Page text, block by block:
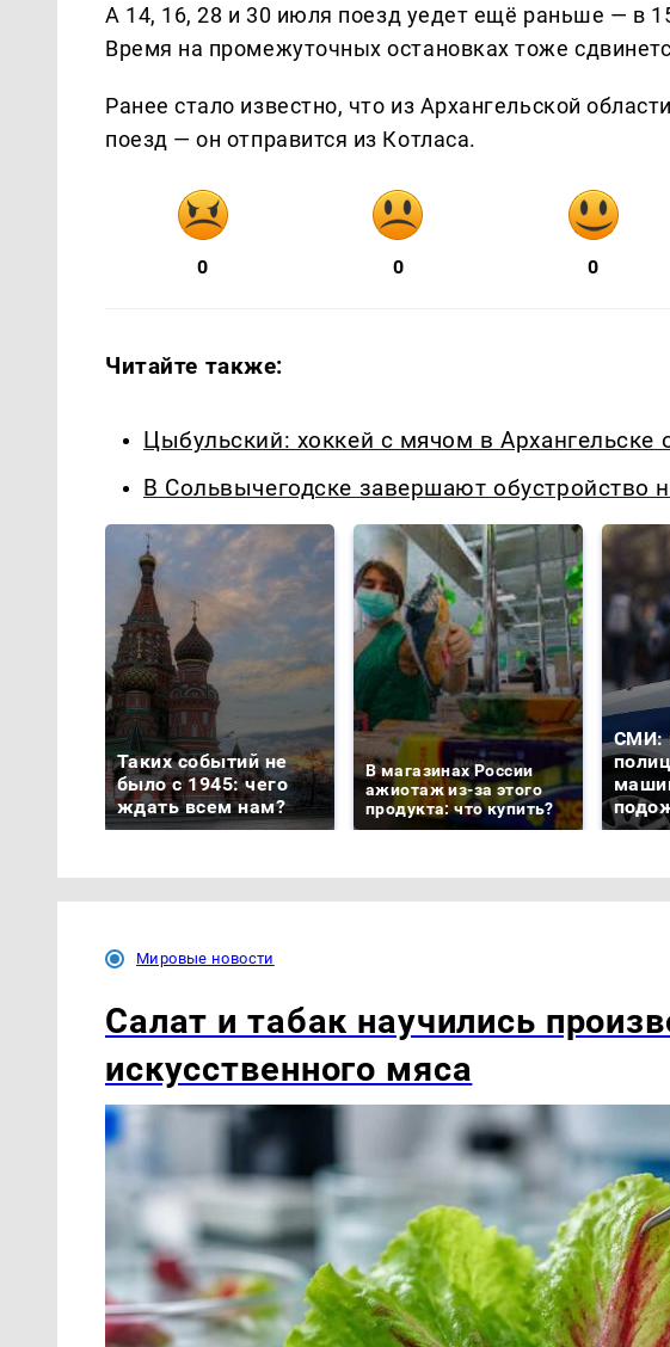
А 14, 16, 28 и 30 июля поезд уедет ещё раньше — в
Время на промежуточных остановках тоже
Ранее стало известно, что из Архангельской
поезд — он отправится из Котласа.
0 0 0
Читайте также:
Цыбульский: хоккей с мячом в Архангельске
В Сольвычегодске завершают обустройство
Таких событий не
было с 1945: чего
ждать всем нам?
В магазинах России
ажиотаж из-за этого
продукта: что купить?
СМИ:
Мировые новости
Салат и табак научились
искусственного мяса